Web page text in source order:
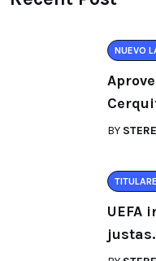
NUEVO
BY
UEFA
justas.